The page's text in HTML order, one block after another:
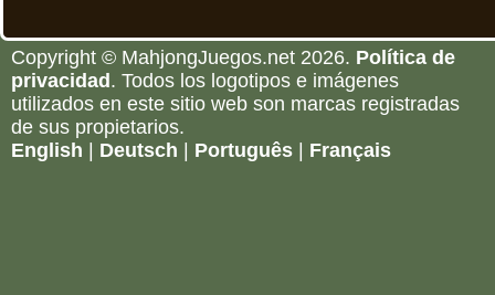
Copyright © MahjongJuegos.net 2026. Política de
privacidad. Todos los logotipos e imágenes
utilizados en este sitio web son marcas registradas
de sus propietarios.
English | Deutsch | Português | Français